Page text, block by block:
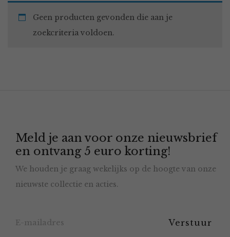
Geen producten gevonden die aan je
zoekcriteria voldoen.
Meld je aan voor onze nieuwsbrief
en ontvang 5 euro korting!
We houden je graag wekelijks op de hoogte van onze
nieuwste collectie en acties.